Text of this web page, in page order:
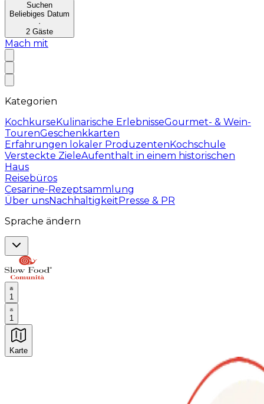
Suchen
Beliebiges Datum
·
2 Gäste
Mach mit
Kategorien
KochkurseKulinarische ErlebnisseGourmet- & Wein-
TourenGeschenkkarten
Erfahrungen lokaler ProduzentenKochschule
Versteckte ZieleAufenthalt in einem historischen
Haus
Reisebüros
Cesarine-Rezeptsammlung
Über unsNachhaltigkeitPresse & PR
Sprache ändern
1
1
Karte
Unvergessliche kulinarische Erlebnisse: